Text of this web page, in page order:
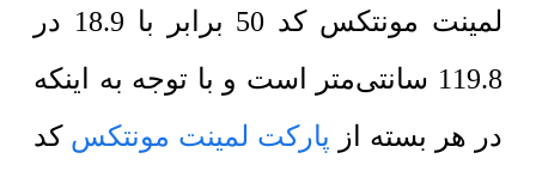
لمینت مونتکس کد 50 برابر با 18.9 در
119.8 سانتی‌متر است و با توجه به اینکه
در هر بسته از پارکت لمینت مونتکس کد